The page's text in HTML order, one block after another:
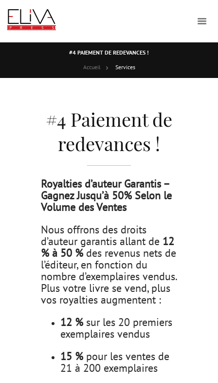
#4 PAIEMENT DE REDEVANCES !
Accueil
Services
#4 Paiement de
redevances !
Royalties d’auteur Garantis –
Gagnez Jusqu’à 50% Selon le
Volume des Ventes
Nous offrons des droits
d’auteur garantis allant de 12
% à 50 % des revenus nets de
l’éditeur, en fonction du
nombre d’exemplaires vendus.
Plus votre livre se vend, plus
vos royalties augmentent :
12 % sur les 20 premiers
exemplaires vendus
15 % pour les ventes de
21 à 200 exemplaires